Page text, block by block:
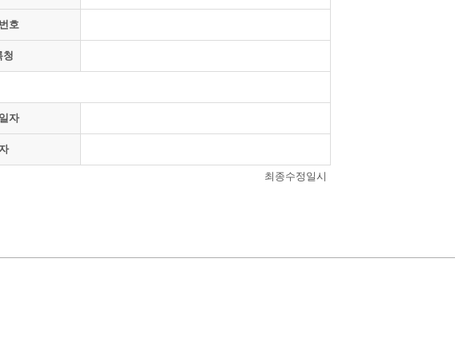
호
청
자
최종수정일시